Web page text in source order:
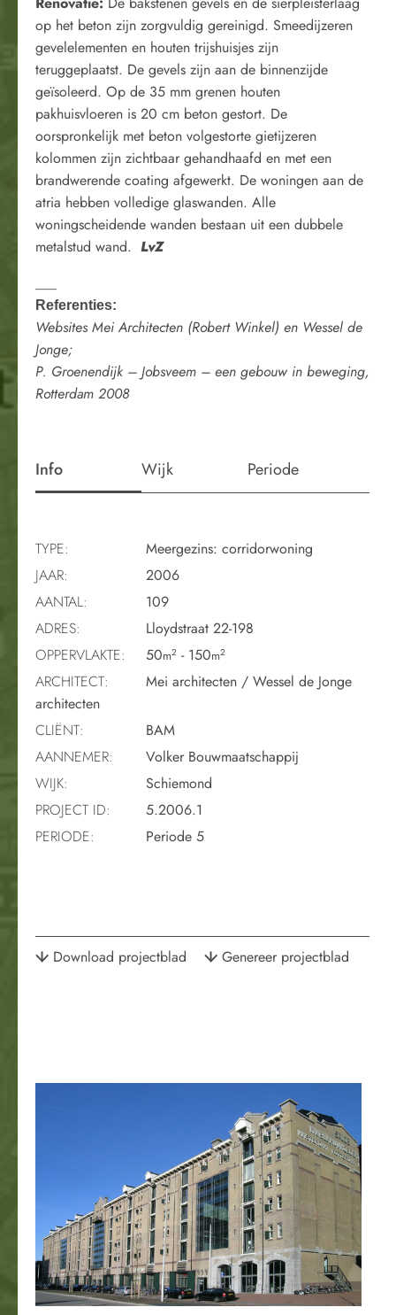
op het beton zijn zorgvuldig gereinigd. Smeedijzeren
gevelelementen en houten trijshuisjes zijn
teruggeplaatst. De gevels zijn aan de binnenzijde
geïsoleerd. Op de 35 mm grenen houten
pakhuisvloeren is 20 cm beton gestort. De
oorspronkelijk met beton volgestorte gietijzeren
kolommen zijn zichtbaar gehandhaafd en met een
brandwerende coating afgewerkt. De woningen aan de
atria hebben volledige glaswanden. Alle
woningscheidende wanden bestaan uit een dubbele
metalstud wand. LvZ
Referenties:
Websites Mei Architecten (Robert Winkel) en Wessel de
Jonge;
P. Groenendijk – Jobsveem – een gebouw in beweging,
Rotterdam 2008
Info Wijk Periode
TYPE:
Meergezins: corridorwoning
JAAR:
2006
AANTAL:
109
ADRES:
Lloydstraat 22-198
OPPERVLAKTE:
50m2 - 150m2
ARCHITECT:
Mei architecten / Wessel de Jonge
architecten
CLIËNT:
BAM
AANNEMER:
Volker Bouwmaatschappij
WIJK:
Schiemond
PROJECT ID:
5.2006.1
PERIODE:
Periode 5
Download projectblad Genereer projectblad